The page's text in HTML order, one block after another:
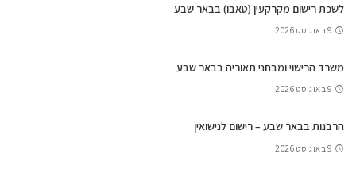
לשכת רישום מקרקעין (טאבו) בבאר שבע
9 באוגוסט 2026
משרד הרישוי ומבחני תאוריה בבאר שבע
9 באוגוסט 2026
הרבנות בבאר שבע – רישום לנישואין
9 באוגוסט 2026